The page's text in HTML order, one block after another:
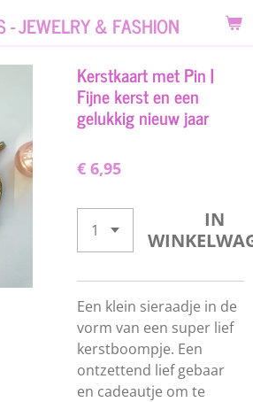
- JEWELRY & FASHION
Kerstkaart met Pin |
Fijne kerst en een
gelukkig nieuw jaar
€ 6,95
IN
Een klein sieraadje in de
vorm van een super lief
kerstboompje. Een
ontzettend lief gebaar
en cadeautje om te